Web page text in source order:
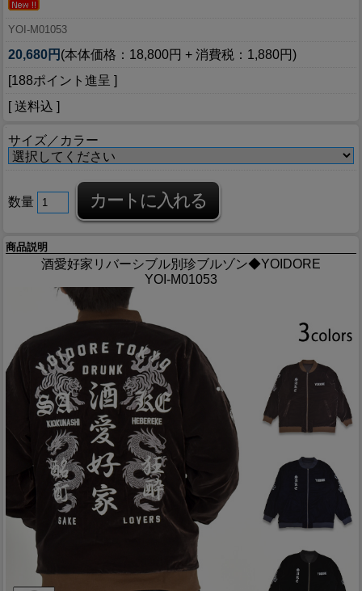
YOI-M01053
20,680円 (本体価格：18,800円 + 消費税：1,880円)
[188ポイント進呈 ]
[ 送料込 ]
サイズ／カラー
数量
商品説明
酒愛好家リバーシブル別珍ブルゾン◆YOIDORE
YOI-M01053